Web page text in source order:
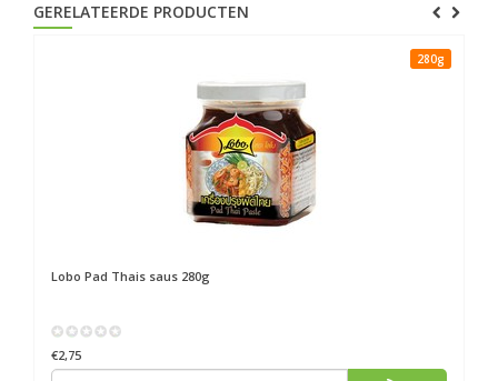
GERELATEERDE PRODUCTEN
280g
Lobo Pad Thais saus 280g
€2,75